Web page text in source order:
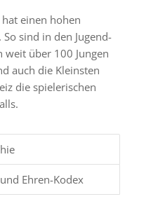
einen hohen
sind in den Jugend-
weit über 100 Jungen
auch die Kleinsten
die spielerischen
Ehren-Kodex